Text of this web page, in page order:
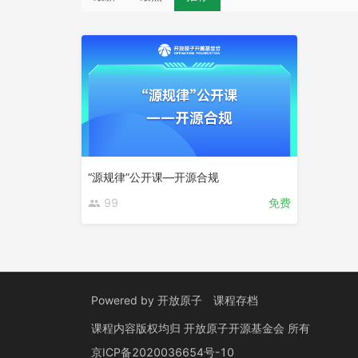
“源规律”公开课—开源合规
99
免费
Powered by 开放原子 课程存档
课程内容版权均归 开放原子开源基金会 所有
京ICP备2020036654号-10